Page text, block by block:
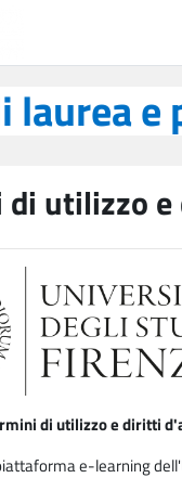
laurea e
di utilizzo
di utilizzo e diritti
e-learning